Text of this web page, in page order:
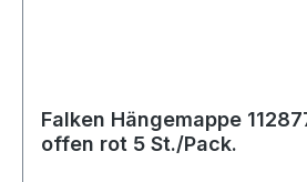
Falken Hängemappe
offen rot 5 St./Pack.